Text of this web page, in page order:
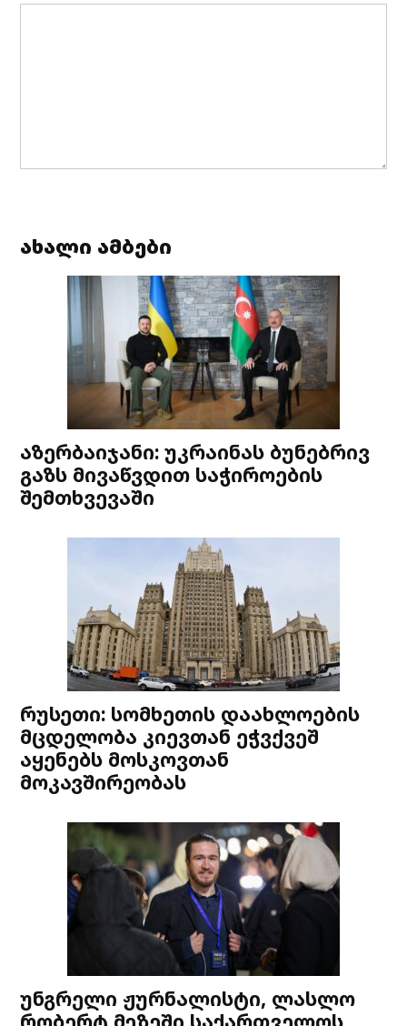
ახალი ამბები
აზერბაიჯანი: უკრაინას ბუნებრივ
გაზს მივაწვდით საჭიროების
შემთხვევაში
რუსეთი: სომხეთის დაახლოების
მცდელობა კიევთან ეჭვქვეშ
აყენებს მოსკოვთან
მოკავშირეობას
უნგრელი ჟურნალისტი, ლასლო